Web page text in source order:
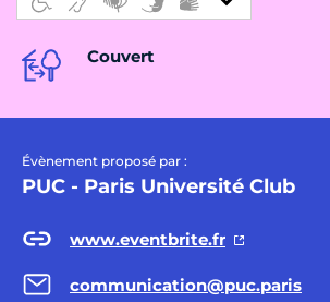
Couvert
Évènement proposé par :
PUC - Paris Université Club
www.eventbrite.fr
communication@puc.paris